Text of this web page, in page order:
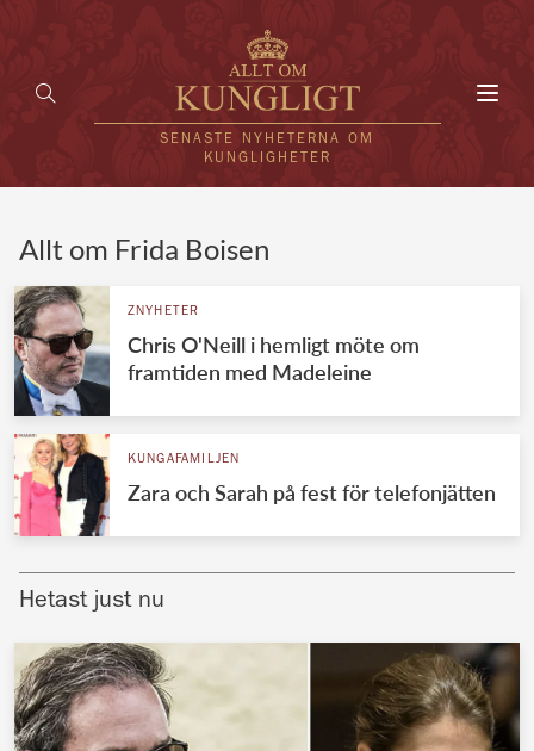
SENASTE NYHETERNA OM
KUNGLIGHETER
UTLÄNDSKT
VÄRLDENS KUNGAHUS
Svenska kungahuset
Norska kungahuset
Nederländska kungahuset
REDAKTION
Allt om Frida Boisen
ZNYHETER
Chris O'Neill i hemligt möte om
framtiden med Madeleine
KUNGAFAMILJEN
Zara och Sarah på fest för telefonjätten
Hetast just nu